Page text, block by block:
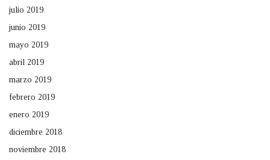
julio 2019
junio 2019
mayo 2019
abril 2019
marzo 2019
febrero 2019
enero 2019
diciembre 2018
noviembre 2018